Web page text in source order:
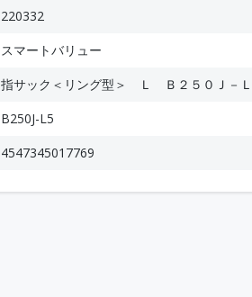
220332
スマートバリュー
指サック＜リング型＞ Ｌ Ｂ２５０Ｊ－
B250J-L5
4547345017769